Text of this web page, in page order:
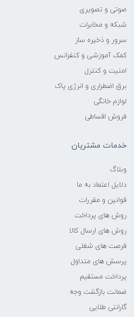
صوتی و تصویری
شبکه و مخابرات
سرور و ذخیره ساز
کمک آموزشی و کنفرانس
امنیت و کنترل
برق اضطراری و انرژی پاک
لوازم خانگی
فروش اقساطی
خدمات مشتریان
وبلاگ
دلایل اعتماد به ما
قوانین و مقررات
روش های پرداخت
روش های ارسال کالا
فرصت های شغلی
پرسش های متداول
پرداخت مستقیم
ضمانت بازگشت وجه
گارانتی طلایی